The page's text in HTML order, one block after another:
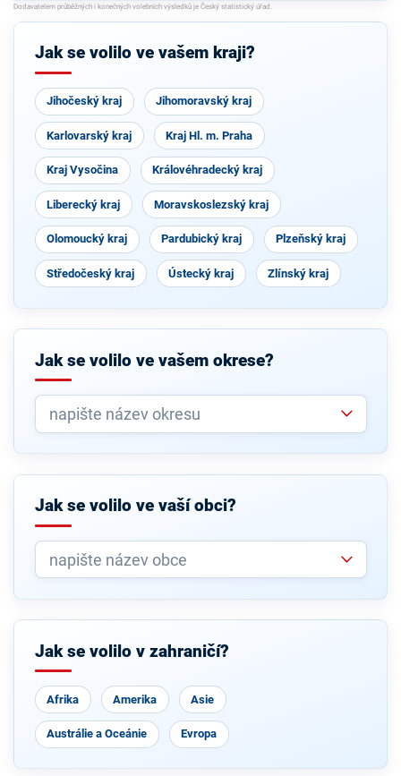
Jak se volilo ve vašem kraji?
Jihočeský kraj Jihomoravský kraj
Karlovarský kraj Kraj Hl. m. Praha
Kraj Vysočina Královéhradecký kraj
Liberecký kraj Moravskoslezský kraj
Olomoucký kraj Pardubický kraj Plzeňský kraj
Středočeský kraj Ústecký kraj Zlínský kraj
Jak se volilo ve vašem okrese?
Jak se volilo ve vaší obci?
Jak se volilo v zahraničí?
Afrika Amerika Asie
Austrálie a Oceánie Evropa